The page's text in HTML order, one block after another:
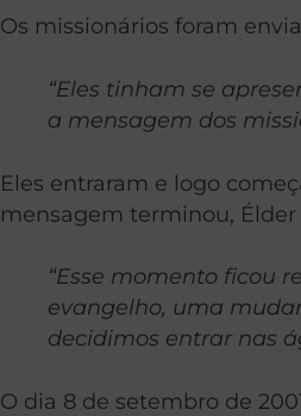
Os missionários foram
“Eles tinham se
a mensagem dos
Eles entraram e logo
mensagem terminou,
“Esse momento ficou
evangelho, uma
decidimos entrar nas
O dia 8 de setembro de